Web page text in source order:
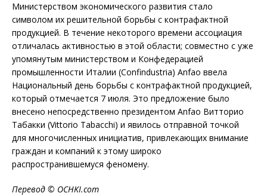
Министерством экономического развития стало
символом их решительной борьбы с контрафактной
продукцией. В течение некоторого времени ассоциация
отличалась активностью в этой области; совместно с уже
упомянутым министерством и Конфедерацией
промышленности Италии (Confindustria) Anfao ввела
Национальный день борьбы с контрафактной продукцией,
который отмечается 7 июля. Это предложение было
внесено непосредственно президентом Anfao Витторио
Табакки (Vittorio Tabacchi) и явилось отправной точкой
для многочисленных инициатив, привлекающих внимание
граждан и компаний к этому широко
распространившемуся феномену.
Перевод © OCHKI.com